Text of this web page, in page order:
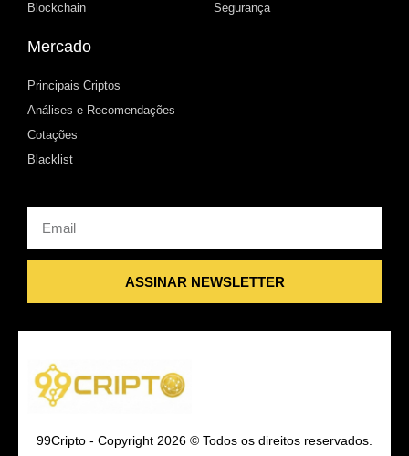
Blockchain
Segurança
Mercado
Principais Criptos
Análises e Recomendações
Cotações
Blacklist
ASSINAR NEWSLETTER
99Cripto - Copyright 2026 © Todos os direitos reservados.